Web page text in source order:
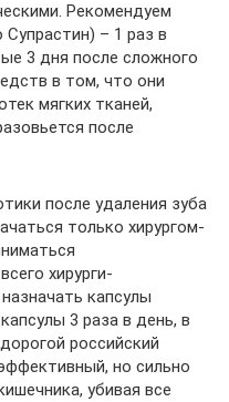
Рекомендуем
Супрастин) – 1 раз в
3 дня после сложного
в том, что они
мягких тканей,
после
после удаления зуба
только хирургом-
хирурги-
капсулы
3 раза в день, в
российский
но сильно
убивая все